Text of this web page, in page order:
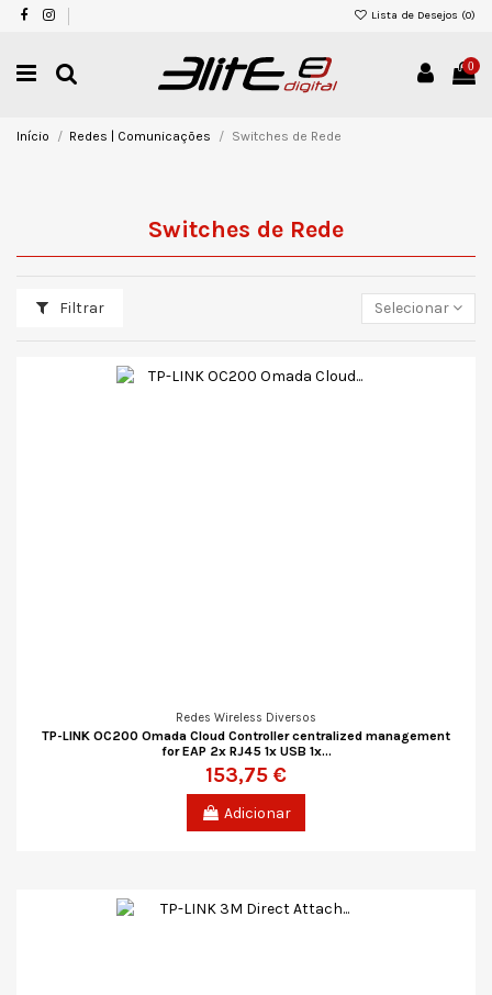
Lista de Desejos (0)
0
Início Redes | Comunicações Switches de Rede
Switches de Rede
Filtrar Selecionar
Redes Wireless Diversos
TP-LINK OC200 Omada Cloud Controller centralized management
for EAP 2x RJ45 1x USB 1x...
153,75 €
Adicionar